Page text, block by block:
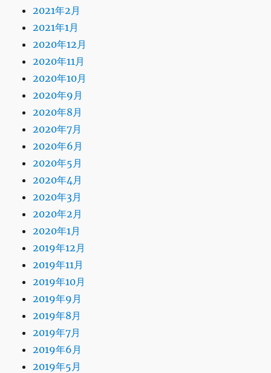
2021年2月
2021年1月
2020年12月
2020年11月
2020年10月
2020年9月
2020年8月
2020年7月
2020年6月
2020年5月
2020年4月
2020年3月
2020年2月
2020年1月
2019年12月
2019年11月
2019年10月
2019年9月
2019年8月
2019年7月
2019年6月
2019年5月